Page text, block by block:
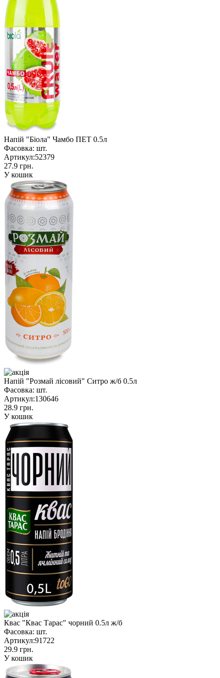
Напій "Біола" Чамбо ПЕТ 0.5л
Фасовка: шт.
Артикул:52379
27.9 грн.
У кошик
Напій "Розмай лісовий" Ситро ж/б 0.5л
Фасовка: шт.
Артикул:130646
28.9 грн.
У кошик
Квас "Квас Тарас" чорний 0.5л ж/б
Фасовка: шт.
Артикул:91722
29.9 грн.
У кошик